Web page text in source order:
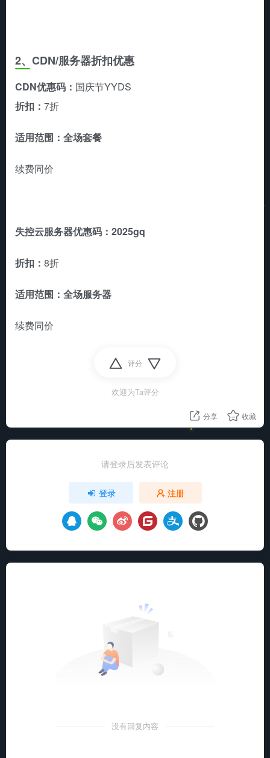
2、CDN/服务器折扣优惠
CDN优惠码： 国庆节YYDS
折扣： 7折
适用范围：全场套餐
续费同价
失控云服务器优惠码：2025gq
折扣： 8折
适用范围：全场服务器
续费同价
评分
欢迎为Ta评分
分享 收藏
请登录后发表评论
登录 注册
没有回复内容